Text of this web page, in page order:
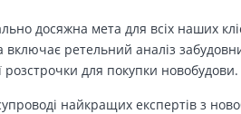
досяжна мета для всіх наших
ретельний аналіз
для покупки новобудови.
найкращих експертів з